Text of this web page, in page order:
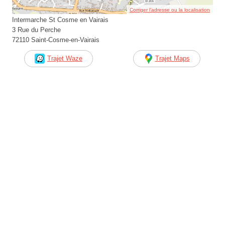
Corriger l’adresse ou la localisation
Intermarche St Cosme en Vairais
3 Rue du Perche
72110 Saint-Cosme-en-Vairais
Trajet Waze Trajet Maps